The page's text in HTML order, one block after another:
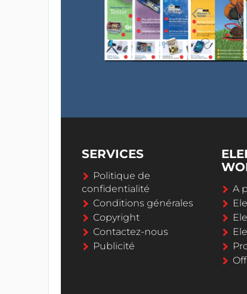
SERVICES
Politique de
confidentialité
Conditions générales
Copyright
Contactez-nous
Publicité
A